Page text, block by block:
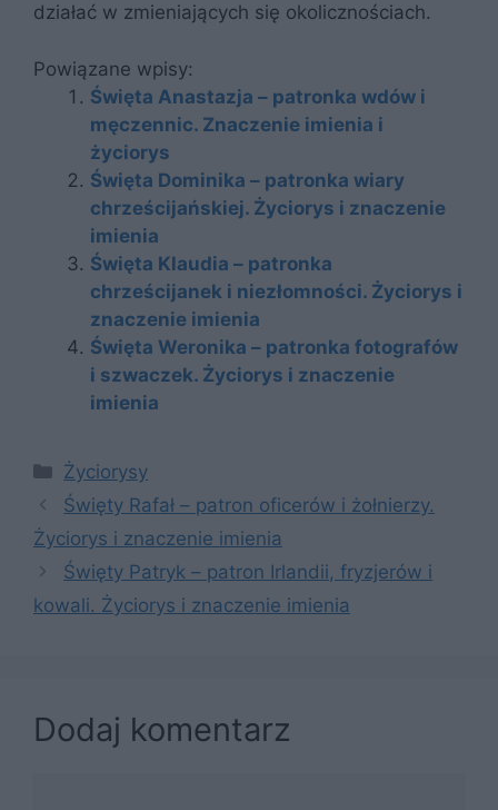
działać w zmieniających się okolicznościach.
Powiązane wpisy:
Święta Anastazja – patronka wdów i
męczennic. Znaczenie imienia i
życiorys
Święta Dominika – patronka wiary
chrześcijańskiej. Życiorys i znaczenie
imienia
Święta Klaudia – patronka
chrześcijanek i niezłomności. Życiorys i
znaczenie imienia
Święta Weronika – patronka fotografów
i szwaczek. Życiorys i znaczenie
imienia
Kategorie
Życiorysy
Święty Rafał – patron oficerów i żołnierzy.
Życiorys i znaczenie imienia
Święty Patryk – patron Irlandii, fryzjerów i
kowali. Życiorys i znaczenie imienia
Dodaj komentarz